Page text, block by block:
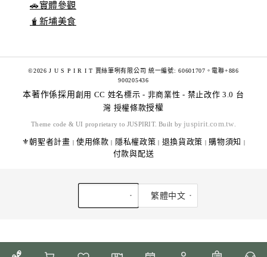
🚗實體參觀
🧋新埔美食
©2026 J U S P I R I T 賈絲筆咧有限公司 統一編號: 60601707。電聯+886
900205436
本著作係採用 創用 CC 姓名標示 - 非商業性 - 禁止改作 3.0 台
灣 授權條款授權
Theme code & UI proprietary to JUSPIRIT. Built by juspirit.com.tw
⚜️朝聖者計畫 | 使用條款 | 隱私權政策 | 退換貨政策 | 購物須知 |
付款與配送